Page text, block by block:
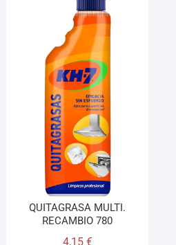
QUITAGRASA MULTI.
RECAMBIO 780
4,15 €